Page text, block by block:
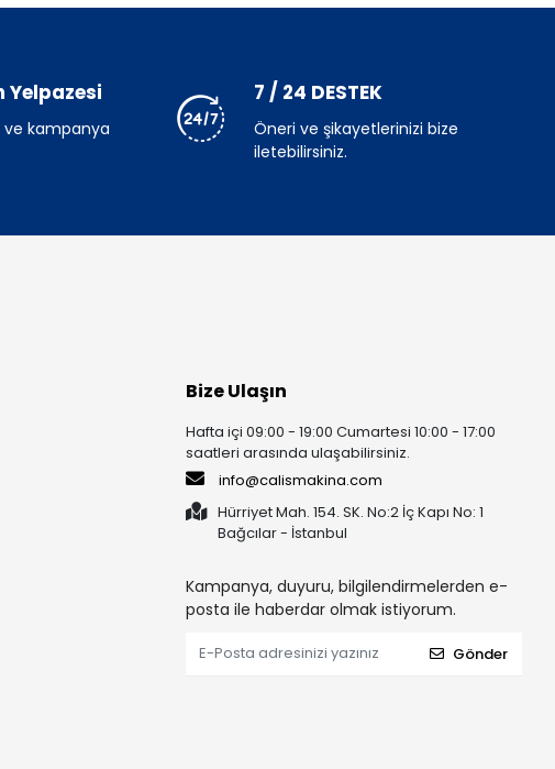
Yelpazesi
ve kampanya
7 / 24 DESTEK
Öneri ve şikayetlerinizi bize
iletebilirsiniz.
Bize Ulaşın
Hafta içi 09:00 - 19:00 Cumartesi 10:00 - 17:00
saatleri arasında ulaşabilirsiniz.
info@calismakina.com
Hürriyet Mah. 154. SK. No:2 İç Kapı No: 1
Bağcılar - İstanbul
Kampanya, duyuru, bilgilendirmelerden e-
posta ile haberdar olmak istiyorum.
Gönder